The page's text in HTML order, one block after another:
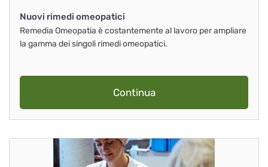
Nuovi rimedi omeopatici
Remedia Omeopatia è costantemente al lavoro per ampliare
la gamma dei singoli rimedi omeopatici.
Continua